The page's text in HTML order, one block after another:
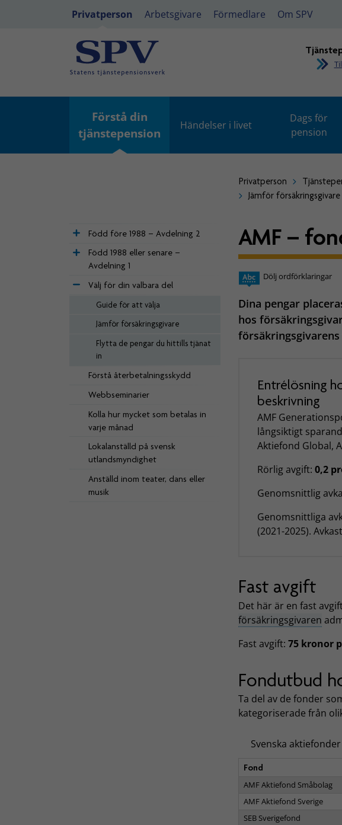
Privatperson Arbetsgivare Förmedlare Om SPV
Förstå din
tjänstepension
Händelser i livet
Dags för
pension
Privatperson
Jämför försäkringsgivare
Född före 1988 – Avdelning 2
Född 1988 eller senare –
Avdelning 1
Välj för din valbara del
Guide för att välja
Jämför försäkringsgivare
Flytta de pengar du hittills tjänat
in
Förstå återbetalningsskydd
Webbseminarier
Kolla hur mycket som betalas in
varje månad
Lokalanställd på svensk
utlandsmyndighet
Anställd inom teater, dans eller
musik
AMF –
Dölj ordförklaringar
Dina pengar
hos
Entrélösning
beskrivning
AMF
långsiktigt
Aktiefond Global,
Rörlig avgift: 0,2
Genomsnittlig
Genomsnittliga
(2021-2025).
Fast avgift
Det här är en fast
försäkringsgivaren
Fast avgift: 75 kronor
Fondutbud
Ta del av de fonder
kategoriserade från
Svenska
Fond
AMF Aktiefond Småbolag
AMF Aktiefond Sverige
SEB Sverigefond